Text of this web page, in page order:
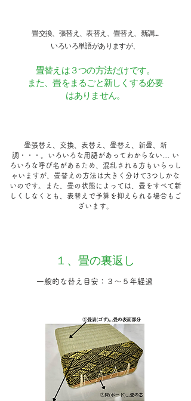
畳交換、張替え、表替え、畳替え、新調...
いろいろ単語がありますが、
畳替えは３つの方法だけです。
​また、畳をまるごと新しくする必要
はありません。
畳張替え、交換、表替え、畳替え、新畳、新
調・・・。いろいろな用語があってわからない.... い
ろいろな呼び名があるため、混乱される方もいらっし
ゃいますが、畳替えの方法は大きく分けて3つしかな
いのです。また、畳の状態によっては、畳をすべて新
しくしなくとも、表替えで予算を抑えられる場合もご
ざいます。
１、畳の裏返し
一般的な替え目安：３～５年経過